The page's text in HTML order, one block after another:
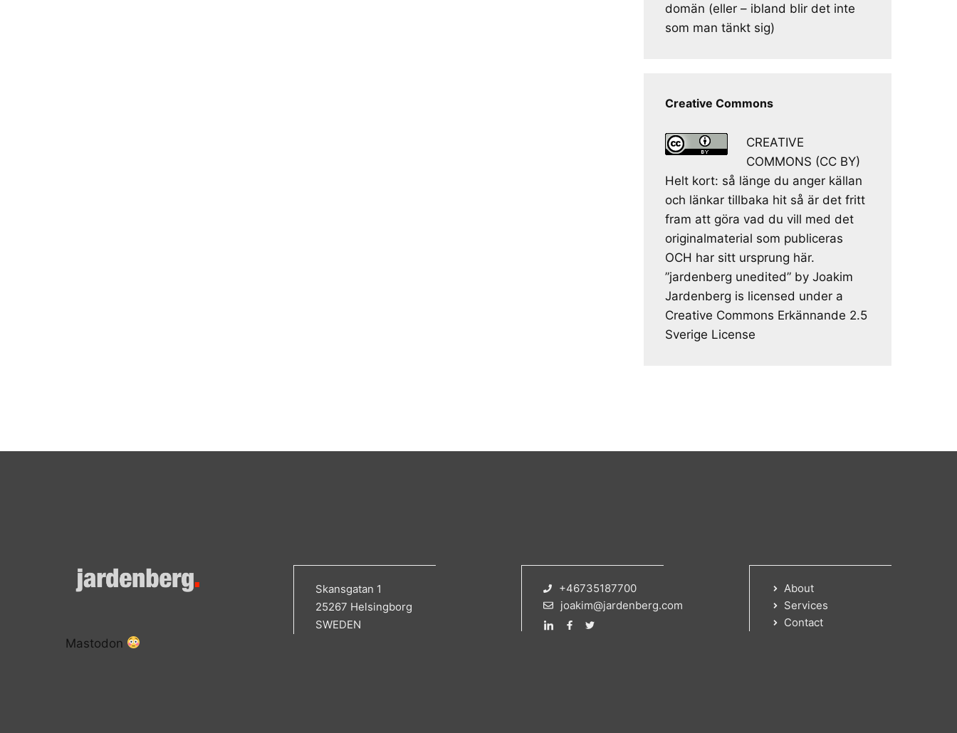
domän (eller – ibland blir det inte
som man tänkt sig)
Creative Commons
CREATIVE
COMMONS (CC BY)
Helt kort: så länge du anger källan
och länkar tillbaka hit så är det fritt
fram att göra vad du vill med det
originalmaterial som publiceras
OCH har sitt ursprung här.
”jardenberg unedited” by Joakim
Jardenberg is licensed under a
Creative Commons Erkännande 2.5
Sverige License
Skansgatan 1
25267 Helsingborg
SWEDEN
+46735187700
joakim@jardenberg.com
About
Services
Contact
Mastodon